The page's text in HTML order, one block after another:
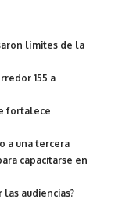
límites de la
155 a
fortalece
a una tercera
capacitarse en
audiencias?